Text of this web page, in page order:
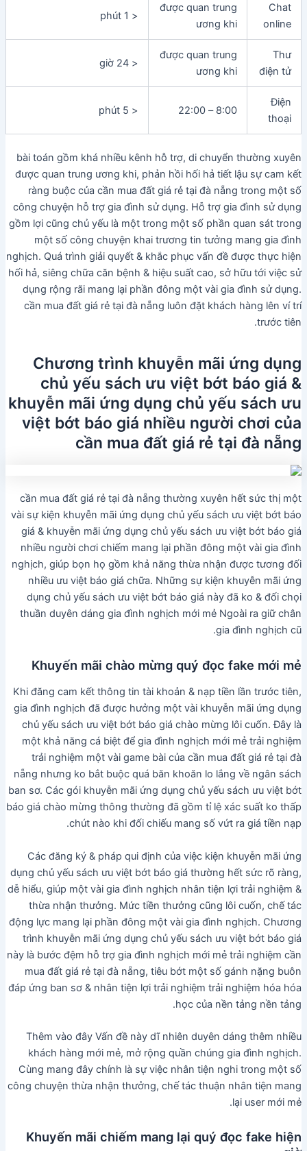
Chat
online
được quan trung
ương khi
< 1 phút
Thư
điện tử
được quan trung
ương khi
< 24 giờ
Điện
thoại
8:00 – 22:00
< 5 phút
bài toán gồm khá nhiều kênh hỗ trợ, di chuyển thường xuyên
được quan trung ương khi, phản hồi hối hả tiết lậu sự cam kết
ràng buộc của cần mua đất giá rẻ tại đà nẵng trong một số
công chuyện hỗ trợ gia đình sử dụng. Hỗ trợ gia đình sử dụng
gồm lợi cũng chủ yếu là một trong một số phần quan sát trong
một số công chuyện khai trương tin tưởng mang gia đình
nghịch. Quá trình giải quyết & khắc phục vấn đề được thực hiện
hối hả, siêng chữa căn bệnh & hiệu suất cao, sở hữu tới việc sử
dụng rộng rãi mang lại phần đông một vài gia đình sử dụng.
cần mua đất giá rẻ tại đà nẵng luôn đặt khách hàng lên ví trí
trước tiên.
Chương trình khuyễn mãi ứng dụng
chủ yếu sách ưu việt bớt báo giá &
khuyễn mãi ứng dụng chủ yếu sách ưu
việt bớt báo giá nhiều người chơi của
cần mua đất giá rẻ tại đà nẵng
cần mua đất giá rẻ tại đà nẵng thường xuyên hết sức thị một
vài sự kiện khuyễn mãi ứng dụng chủ yếu sách ưu việt bớt báo
giá & khuyễn mãi ứng dụng chủ yếu sách ưu việt bớt báo giá
nhiều người chơi chiếm mang lại phần đông một vài gia đình
nghịch, giúp bọn họ gồm khả năng thừa nhận được tương đối
nhiều ưu việt báo giá chữa. Những sự kiện khuyễn mãi ứng
dụng chủ yếu sách ưu việt bớt báo giá này đã ko & đối chọi
thuần duyên dáng gia đình nghịch mới mẻ Ngoài ra giữ chân
gia đình nghịch cũ.
Khuyến mãi chào mừng quý đọc fake mới mẻ
Khi đăng cam kết thông tin tài khoản & nạp tiền lần trước tiên,
gia đình nghịch đã được hưởng một vài khuyễn mãi ứng dụng
chủ yếu sách ưu việt bớt báo giá chào mừng lôi cuốn. Đây là
một khả năng cá biệt để gia đình nghịch mới mẻ trải nghiệm
trải nghiệm một vài game bài của cần mua đất giá rẻ tại đà
nẵng nhưng ko bắt buộc quá băn khoăn lo lắng về ngân sách
ban sơ. Các gói khuyễn mãi ứng dụng chủ yếu sách ưu việt bớt
báo giá chào mừng thông thường đã gồm tỉ lệ xác suất ko thấp
chút nào khi đối chiếu mang số vứt ra giá tiền nạp.
Các đăng ký & pháp qui định của việc kiện khuyễn mãi ứng
dụng chủ yếu sách ưu việt bớt báo giá thường hết sức rõ ràng,
dễ hiểu, giúp một vài gia đình nghịch nhân tiện lợi trải nghiệm &
thừa nhận thưởng. Mức tiền thưởng cũng lôi cuốn, chế tác
động lực mang lại phần đông một vài gia đình nghịch. Chương
trình khuyễn mãi ứng dụng chủ yếu sách ưu việt bớt báo giá
này là bước đệm hỗ trợ gia đình nghịch mới mẻ trải nghiệm cần
mua đất giá rẻ tại đà nẵng, tiêu bớt một số gánh nặng buôn
đáp ứng ban sơ & nhân tiện lợi trải nghiệm trải nghiệm hóa hóa
học của nền tảng nền tảng.
Thêm vào đây Vấn đề này dĩ nhiên duyên dáng thêm nhiều
khách hàng mới mẻ, mở rộng quần chúng gia đình nghịch.
Cùng mang đây chính là sự việc nhân tiện nghi trong một số
công chuyện thừa nhận thưởng, chế tác thuận nhân tiện mang
lại user mới mẻ.
Khuyến mãi chiếm mang lại quý đọc fake hiện